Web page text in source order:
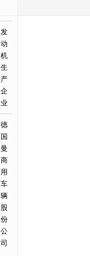
发
动
机
生
产
企
业
德
国
曼
商
用
车
辆
股
份
公
司